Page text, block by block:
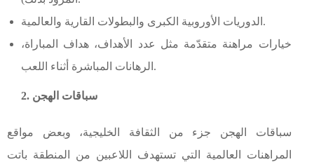
الدوريات الأوروبية الكبرى والبطولات القارية والعالمية.
خيارات مراهنة متقدّمة مثل عدد الأهداف، هداف المباراة،
الرهانات المباشرة أثناء اللعب.
2. سباقات الهجن
سباقات الهجن جزء من الثقافة الخليجية، وبعض مواقع
المراهنات العالمية التي تستهدف اللاعبين من المنطقة باتت